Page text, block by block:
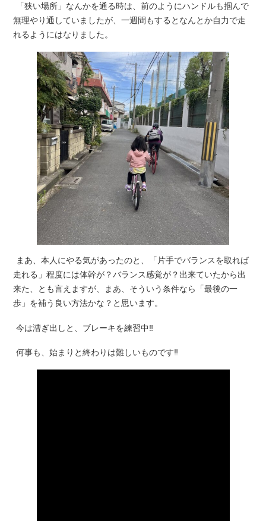
「狭い場所」なんかを通る時は、前のようにハンドルも掴んで
無理やり通していましたが、一週間もするとなんとか自力で走
れるようにはなりました。
まあ、本人にやる気があったのと、「片手でバランスを取れば
走れる」程度には体幹が？バランス感覚が？出来ていたから出
来た、とも言えますが、まあ、そういう条件なら「最後の一
歩」を補う良い方法かな？と思います。
今は漕ぎ出しと、ブレーキを練習中‼︎
何事も、始まりと終わりは難しいものです‼︎